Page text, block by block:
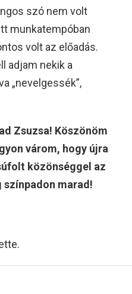
szó nem volt
munkatempóban
volt az előadás.
adjam nekik a
„nevelgessék”,
Zsuzsa! Köszönöm
várom, hogy újra
közönséggel az
színpadon marad!